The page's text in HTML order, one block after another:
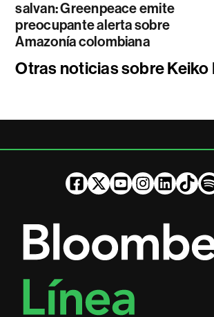
salvan: Greenpeace emite
preocupante alerta sobre
Amazonía colombiana
Otras noticias sobre Keiko